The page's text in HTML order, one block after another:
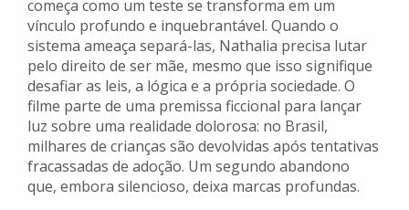
começa como um teste se transforma em um
vínculo profundo e inquebrantável. Quando o
sistema ameaça separá-las, Nathalia precisa lutar
pelo direito de ser mãe, mesmo que isso signifique
desafiar as leis, a lógica e a própria sociedade. O
filme parte de uma premissa ficcional para lançar
luz sobre uma realidade dolorosa: no Brasil,
milhares de crianças são devolvidas após tentativas
fracassadas de adoção. Um segundo abandono
que, embora silencioso, deixa marcas profundas.